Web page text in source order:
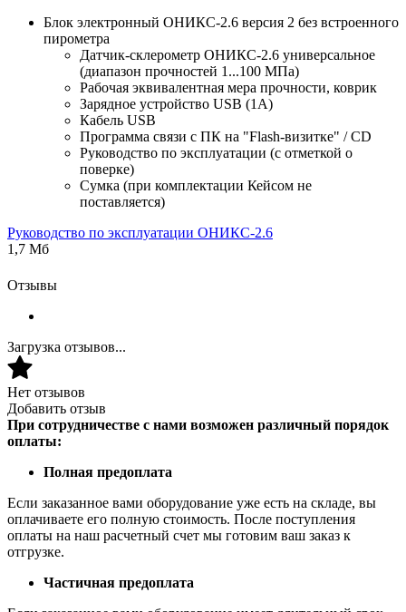
Блок электронный ОНИКС-2.6 версия 2 без встроенного
пирометра
Датчик-склерометр ОНИКС-2.6 универсальное
(диапазон прочностей 1...100 МПа)
Рабочая эквивалентная мера прочности, коврик
Зарядное устройство USB (1А)
Кабель USB
Программа связи с ПК на "Flash-визитке" / CD
Руководство по эксплуатации (с отметкой о
поверке)
Сумка (при комплектации Кейсом не
поставляется)
Руководство по эксплуатации ОНИКС-2.6
1,7 Мб
Отзывы
Загрузка отзывов...
Нет отзывов
Добавить отзыв
При сотрудничестве с нами возможен различный порядок
оплаты:
Полная предоплата
Если заказанное вами оборудование уже есть на складе, вы
оплачиваете его полную стоимость. После поступления
оплаты на наш расчетный счет мы готовим ваш заказ к
отгрузке.
Частичная предоплата